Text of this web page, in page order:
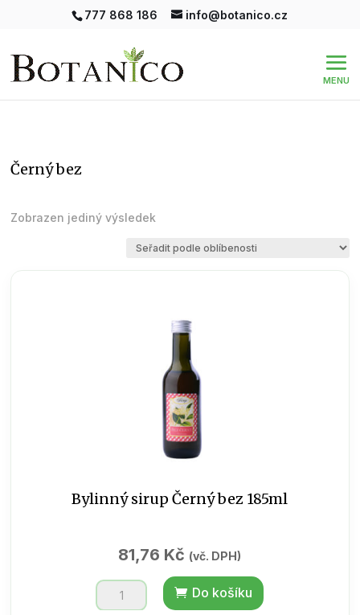
777 868 186 info@botanico.cz
černý bez
Zobrazen jediný výsledek
Bylinný sirup Černý bez 185ml
81,76 Kč (vč. DPH)
Bylinný
sirup
Do košíku